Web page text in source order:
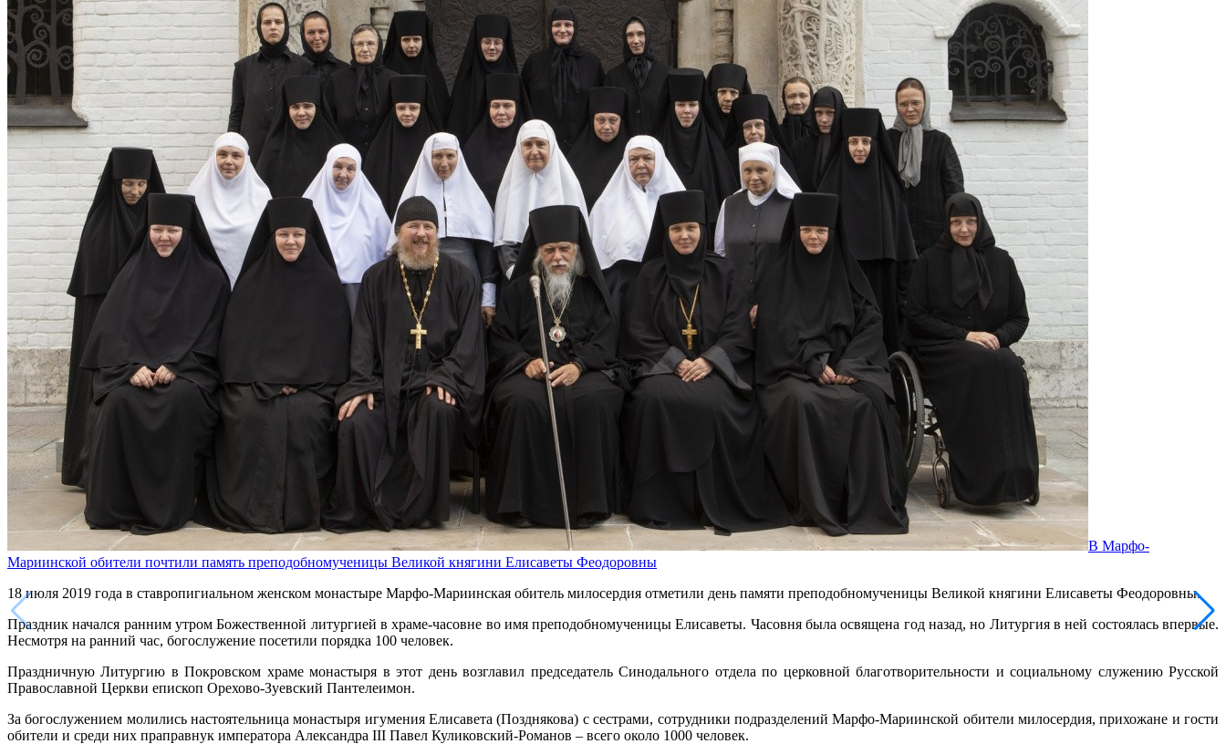
В Марфо-
Мариинской обители почтили память преподобномученицы Великой княгини Елисаветы Феодоровны
18 июля 2019 года в ставропигиальном женском монастыре Марфо-Мариинская обитель милосердия отметили день памяти преподобномученицы Великой княгини Елисаветы Феодоровны.
Праздник начался ранним утром Божественной литургией в храме-часовне во имя преподобномученицы Елисаветы. Часовня была освящена год назад, но Литургия в ней состоялась впервые.
Несмотря на ранний час, богослужение посетили порядка 100 человек.
Праздничную Литургию в Покровском храме монастыря в этот день возглавил председатель Синодального отдела по церковной благотворительности и социальному служению Русской
Православной Церкви епископ Орехово-Зуевский Пантелеимон.
За богослужением молились настоятельница монастыря игумения Елисавета (Позднякова) с сестрами, сотрудники подразделений Марфо-Мариинской обители милосердия, прихожане и гости
обители и среди них праправнук императора Александра III Павел Куликовский-Романов – всего около 1000 человек.